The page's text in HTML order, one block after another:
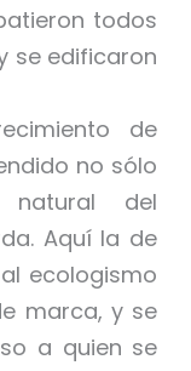
todos
se edificaron
de
no sólo
del
Aquí la de
ecologismo
marca, y se
a quien se